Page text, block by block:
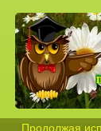
Продолжая